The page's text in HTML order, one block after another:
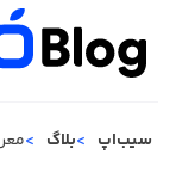
سیب‌اپ بلاگ